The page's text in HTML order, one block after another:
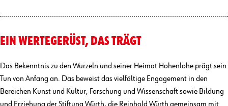
EIN WERTEGERÜST, DAS TRÄGT
Das Bekenntnis zu den Wurzeln und seiner Heimat Hohenlohe prägt sein
Tun von Anfang an. Das beweist das vielfältige Engagement in den
Bereichen Kunst und Kultur, Forschung und Wissenschaft sowie Bildung